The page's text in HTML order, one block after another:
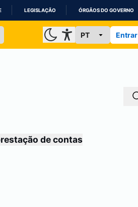
LEGISLAÇÃO ÓRGÃOS DO GOVERNO
Entrar
de contas